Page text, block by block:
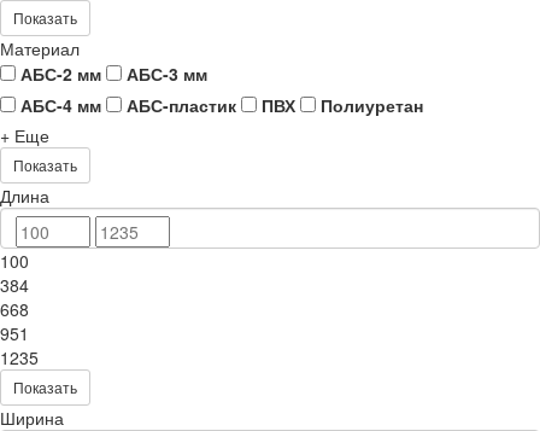
Показать
Материал
АБС-2 мм
АБС-3 мм
АБС-4 мм
АБС-пластик ПВХ
Полиуретан
+ Еще
Показать
Длина
100
384
668
951
1235
Показать
Ширина